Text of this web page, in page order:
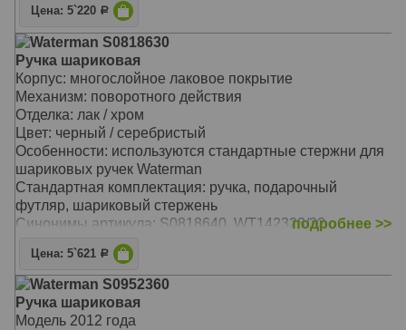
Цена: 5`220 Р
Waterman S0818630
Ручка шариковая
Корпус: многослойное лаковое покрытие
Механизм: поворотного действия
Отделка: лак / хром
Цвет: черный / серебристый
Особенности: используются стандартные стержни для
шариковых ручек Waterman
Стандартная комплектация: ручка, подарочный
футляр, шариковый стержень
Синонимы артикула: S0818640, WT142323/32 ,подробнее >>
Цена: 5`621 Р
Waterman S0952360
Ручка шариковая
Модель 2012 года